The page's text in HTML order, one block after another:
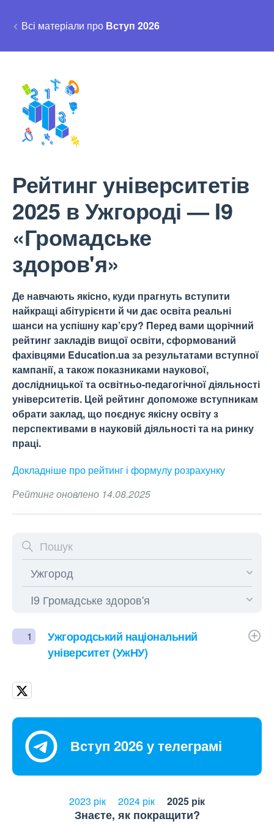
Всі матеріали про Вступ 2026
Рейтинг університетів
2025 в Ужгороді — I9
«Громадське
здоров'я»
Де навчають якісно, куди прагнуть вступити
найкращі абітурієнти й чи дає освіта реальні
шанси на успішну кар’єру? Перед вами щорічний
рейтинг закладів вищої освіти, сформований
фахівцями Education.ua за результатами вступної
кампанії, а також показниками наукової,
дослідницької та освітньо-педагогічної діяльності
університетів. Цей рейтинг допоможе вступникам
обрати заклад, що поєднує якісну освіту з
перспективами в науковій діяльності та на ринку
праці.
Докладніше про рейтинг і формулу розрахунку
Рейтинг оновлено 14.08.2025
1
Ужгородський національний
університет (УжНУ)
Вступ 2026 у телеграмі
2023 рік 2024 рік 2025 рік
Знаєте, як покращити?